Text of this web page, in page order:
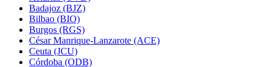
Badajoz (BJZ)
Bilbao (BIO)
Burgos (RGS)
César Manrique-Lanzarote (ACE)
Ceuta (JCU)
Córdoba (ODB)